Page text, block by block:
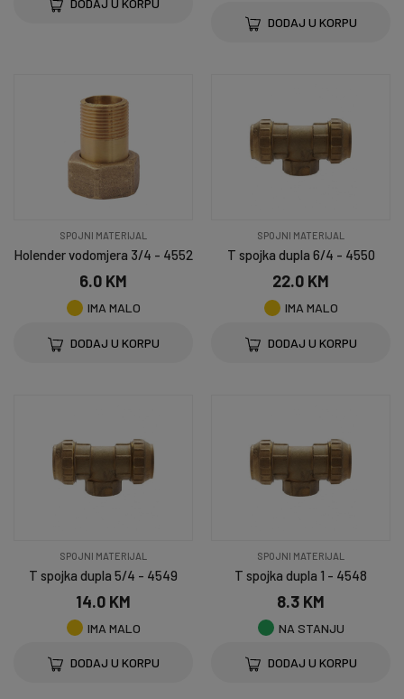
DODAJ U KORPU
DODAJ U KORPU
SPOJNI MATERIJAL
Holender vodomjera 3/4 - 4552
6.0 KM
IMA MALO
DODAJ U KORPU
SPOJNI MATERIJAL
T spojka dupla 6/4 - 4550
22.0 KM
IMA MALO
DODAJ U KORPU
SPOJNI MATERIJAL
T spojka dupla 5/4 - 4549
14.0 KM
IMA MALO
DODAJ U KORPU
SPOJNI MATERIJAL
T spojka dupla 1 - 4548
8.3 KM
NA STANJU
DODAJ U KORPU